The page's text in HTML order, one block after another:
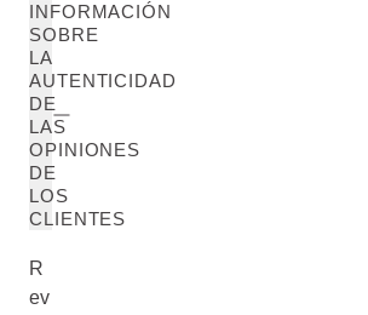
INFORMACIÓN
SOBRE
LA
AUTENTICIDAD
DE
LAS
OPINIONES
DE
LOS
CLIENTES
R
ev